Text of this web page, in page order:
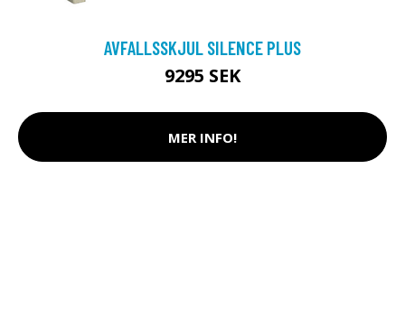
AVFALLSSKJUL SILENCE PLUS
9295 SEK
MER INFO!